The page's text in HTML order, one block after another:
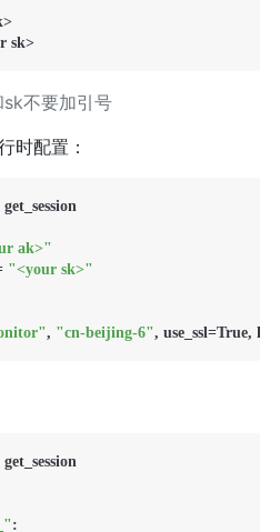
=<your ak>
sk>
不要加引号
时配置：
from kscore.session import get_session
ak>"
"<your sk>"
, "cn-beijing-6", use_ssl=True,
get_session
: